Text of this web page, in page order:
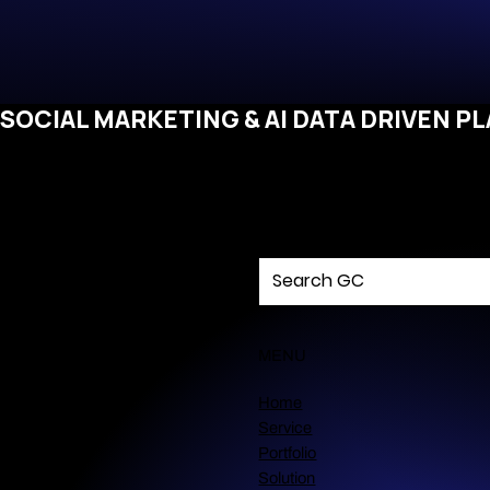
SOCIAL MARKETING & AI DATA DRIVEN
Home
Service
Portfolio
Solution